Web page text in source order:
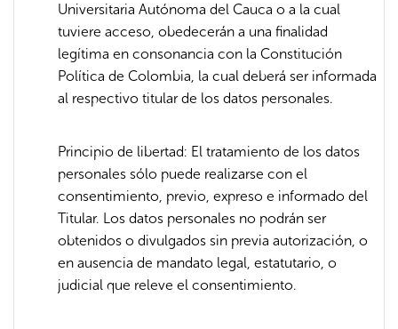
Universitaria Autónoma del Cauca o a la cual
tuviere acceso, obedecerán a una finalidad
legítima en consonancia con la Constitución
Política de Colombia, la cual deberá ser informada
al respectivo titular de los datos personales.
Principio de libertad: El tratamiento de los datos
personales sólo puede realizarse con el
consentimiento, previo, expreso e informado del
Titular. Los datos personales no podrán ser
obtenidos o divulgados sin previa autorización, o
en ausencia de mandato legal, estatutario, o
judicial que releve el consentimiento.